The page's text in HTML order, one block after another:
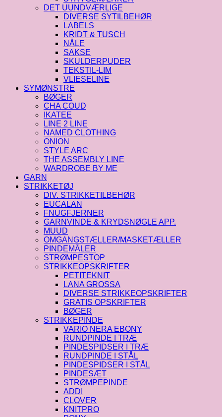
DET UUNDVÆRLIGE
DIVERSE SYTILBEHØR
LABELS
KRIDT & TUSCH
NÅLE
SAKSE
SKULDERPUDER
TEKSTIL-LIM
VLIESELINE
SYMØNSTRE
BØGER
CHA COUD
IKATEE
LINE 2 LINE
NAMED CLOTHING
ONION
STYLE ARC
THE ASSEMBLY LINE
WARDROBE BY ME
GARN
STRIKKETØJ
DIV. STRIKKETILBEHØR
EUCALAN
FNUGFJERNER
GARNVINDE & KRYDSNØGLE APP.
MUUD
OMGANGSTÆLLER/MASKETÆLLER
PINDEMÅLER
STRØMPESTOP
STRIKKEOPSKRIFTER
PETITEKNIT
LANA GROSSA
DIVERSE STRIKKEOPSKRIFTER
GRATIS OPSKRIFTER
BØGER
STRIKKEPINDE
VARIO NERA EBONY
RUNDPINDE I TRÆ
PINDESPIDSER I TRÆ
RUNDPINDE I STÅL
PINDESPIDSER I STÅL
PINDESÆT
STRØMPEPINDE
ADDI
CLOVER
KNITPRO